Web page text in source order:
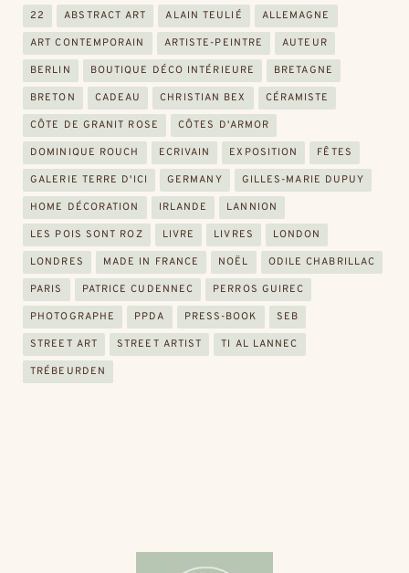
22 ABSTRACT ART ALAIN TEULIÉ ALLEMAGNE
ART CONTEMPORAIN ARTISTE-PEINTRE AUTEUR
BERLIN BOUTIQUE DÉCO INTÉRIEURE BRETAGNE
BRETON CADEAU CHRISTIAN BEX CÉRAMISTE
CÔTE DE GRANIT ROSE CÔTES D'ARMOR
DOMINIQUE ROUCH ECRIVAIN EXPOSITION FÊTES
GALERIE TERRE D'ICI GERMANY GILLES-MARIE DUPUY
HOME DÉCORATION IRLANDE LANNION
LES POIS SONT ROZ LIVRE LIVRES LONDON
LONDRES MADE IN FRANCE NOËL ODILE CHABRILLAC
PARIS PATRICE CUDENNEC PERROS GUIREC
PHOTOGRAPHE PPDA PRESS-BOOK SEB
STREET ART STREET ARTIST TI AL LANNEC
TRÉBEURDEN